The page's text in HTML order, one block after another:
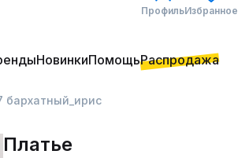
ПрофильИзбранное
НовинкиПомощьРаспродажа
бархатный_ирис
Платье